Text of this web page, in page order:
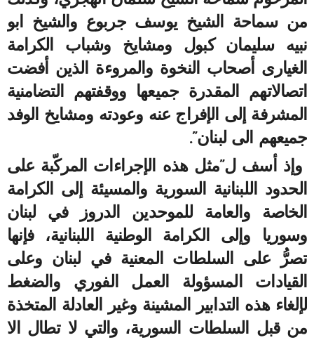
من سماحة الشيخ يوسف جربوع والشيخ ابو
نبيه سليمان كبول ومشايخ وشباب الكرامة
الغيارى أصحاب النخوة والمروءة الذين أفضت
اتصالاتهم المقدرة جميعها ووقفتهم التضامنية
المشرفة إلى الإفراج عنه وعودته ومشايخ الوفد
جميعهم الى لبنان”.
وإذ أسف ل”مثل هذه الإجراءات المركّبة على
الحدود اللبنانية السورية والمسيئة إلى الكرامة
الخاصة والعامة للموحدين الدروز في لبنان
وسوريا وإلى الكرامة الوطنية اللبنانية، فإنها
تصرُّ على السلطات المعنية في لبنان وعلى
القيادات المسؤولة العمل الفوري والضغط
لإلغاء هذه التدابير المشينة وغير العادلة المتخذة
من قبل السلطات السورية، والتي لا تطال الا